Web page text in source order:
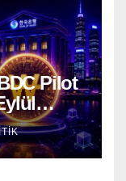
Pilot